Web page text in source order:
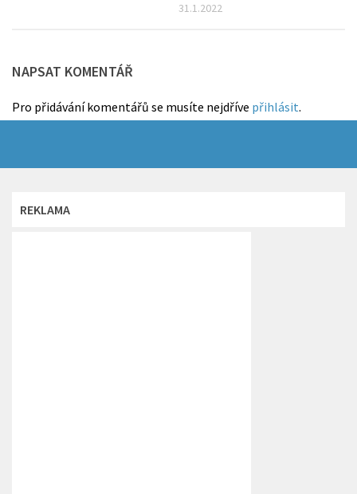
31.1.2022
NAPSAT KOMENTÁŘ
Pro přidávání komentářů se musíte nejdříve přihlásit.
REKLAMA